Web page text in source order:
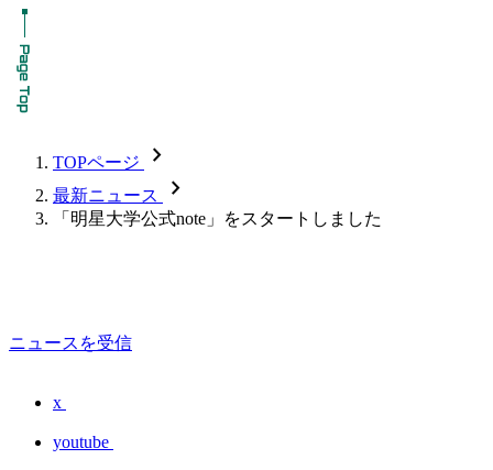
TOPページ chevron_forward
最新ニュース chevron_forward
「明星大学公式note」をスタートしました
ニュースを受信
x
youtube